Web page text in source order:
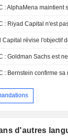
: AlphaMena maintient
: Riyad Capital n'est
: Goldman Sachs est
: Bernstein confirme
d'autres